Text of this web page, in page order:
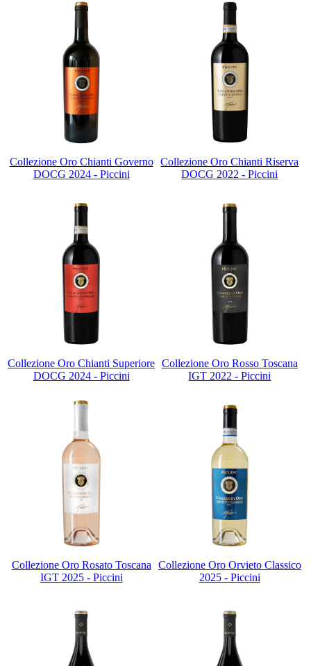
Collezione Oro Chianti Governo
DOCG 2024 - Piccini
Collezione Oro Chianti Riserva
DOCG 2022 - Piccini
Collezione Oro Chianti Superiore
DOCG 2024 - Piccini
Collezione Oro Rosso Toscana
IGT 2022 - Piccini
Collezione Oro Rosato Toscana
IGT 2025 - Piccini
Collezione Oro Orvieto Classico
2025 - Piccini